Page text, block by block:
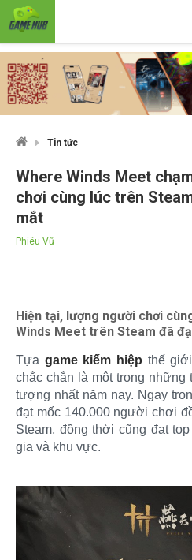
Tin tức
Where Winds Meet
chơi cùng lúc trên
mắt
Phiêu Vũ
Hiện tại, lượng người chơi
Winds Meet trên Steam đã
Tựa game kiếm hiệp thế
chắc chắn là một trong những
tượng nhất năm nay. Ngay
đạt mốc 140.000 người chơi
Steam, đồng thời cũng đạt
gia và khu vực.